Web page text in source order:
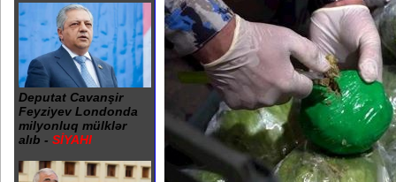
Deputat Cavanşir
Feyziyev Londonda
milyonluq mülklər
alıb - SİYAHI